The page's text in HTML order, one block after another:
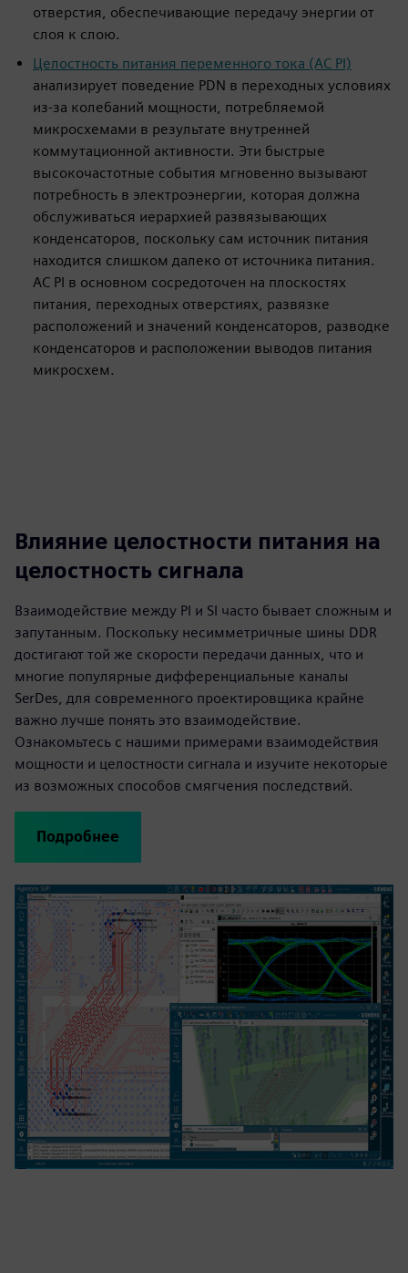
отверстия, обеспечивающие передачу энергии от
слоя к слою.
Целостность питания переменного тока (AC PI)
анализирует поведение PDN в переходных условиях
из-за колебаний мощности, потребляемой
микросхемами в результате внутренней
коммутационной активности. Эти быстрые
высокочастотные события мгновенно вызывают
потребность в электроэнергии, которая должна
обслуживаться иерархией развязывающих
конденсаторов, поскольку сам источник питания
находится слишком далеко от источника питания.
AC PI в основном сосредоточен на плоскостях
питания, переходных отверстиях, развязке
расположений и значений конденсаторов, разводке
конденсаторов и расположении выводов питания
микросхем.
Влияние целостности питания на
целостность сигнала
Взаимодействие между PI и SI часто бывает сложным и
запутанным. Поскольку несимметричные шины DDR
достигают той же скорости передачи данных, что и
многие популярные дифференциальные каналы
SerDes, для современного проектировщика крайне
важно лучше понять это взаимодействие.
Ознакомьтесь с нашими примерами взаимодействия
мощности и целостности сигнала и изучите некоторые
из возможных способов смягчения последствий.
Подробнее